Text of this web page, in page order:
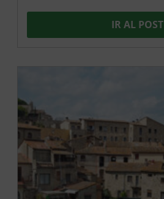
IR AL POST